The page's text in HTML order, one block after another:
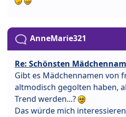
AnneMarie321
Re: Schönsten
Gibt es Mädchennamen von
altmodisch gegolten haben,
Trend werden...?
Das würde mich interessieren